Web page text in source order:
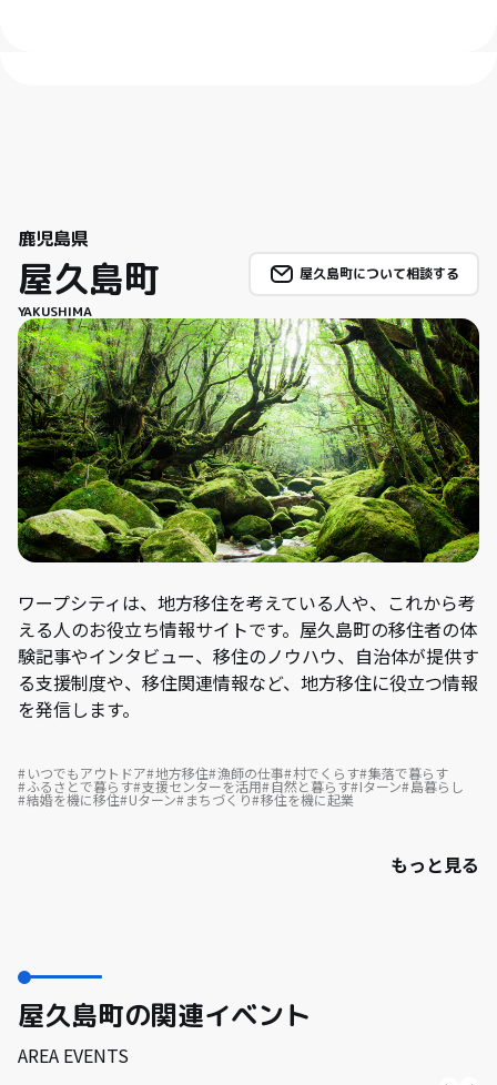
鹿児島県
屋久島町
YAKUSHIMA
屋久島町について相談する
ワープシティは、地方移住を考えている人や、これから考
える人のお役立ち情報サイトです。屋久島町の移住者の体
験記事やインタビュー、移住のノウハウ、自治体が提供す
る支援制度や、移住関連情報など、地方移住に役立つ情報
を発信します。
いつでもアウトドア 地方移住 漁師の仕事 村でくらす 集落で暮らす
ふるさとで暮らす 支援センターを活用 自然と暮らす Iターン 島暮らし
結婚を機に移住 Uターン まちづくり 移住を機に起業
もっと見る
屋久島町の関連イベント
AREA EVENTS